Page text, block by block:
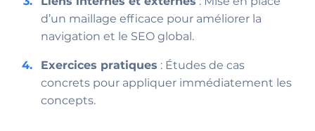
d’un maillage efficace pour améliorer la
navigation et le SEO global.
Exercices pratiques : Études de cas
concrets pour appliquer immédiatement les
concepts.